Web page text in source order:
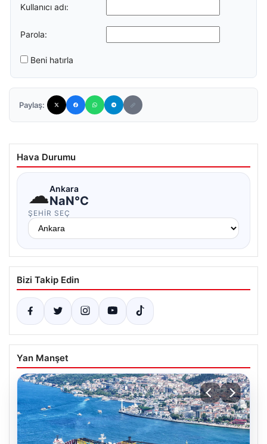
Kullanıcı adı:
Parola:
Beni hatırla
Paylaş:
Hava Durumu
☁Ankara
NaN°C
ŞEHIR SEÇ
Bizi Takip Edin
Yan Manşet